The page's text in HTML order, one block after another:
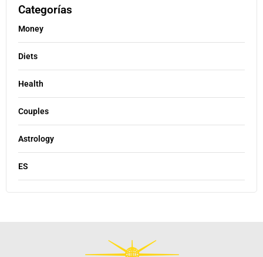
Categorías
Money
Diets
Health
Couples
Astrology
ES